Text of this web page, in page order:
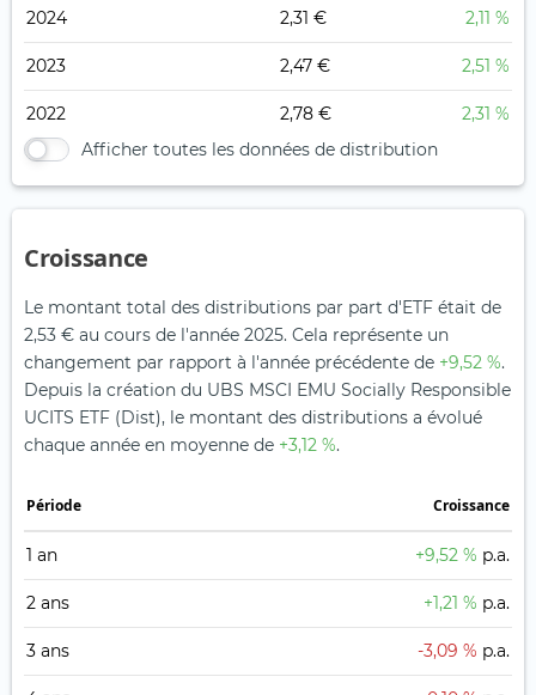
2024 2,31 € 2,11 %
2023 2,47 € 2,51 %
2022 2,78 €
2,31 %
Afficher toutes les données de distribution
Croissance
Le montant total des distributions par part d'ETF était de
2,53 € au cours de l'année 2025. Cela représente un
changement par rapport à l'année précédente de +9,52 %.
Depuis la création du UBS MSCI EMU Socially Responsible
UCITS ETF (Dist), le montant des distributions a évolué
chaque année en moyenne de +3,12 %.
Période Croissance
1 an +9,52 % p.a.
2 ans +1,21 % p.a.
3 ans -3,09 % p.a.